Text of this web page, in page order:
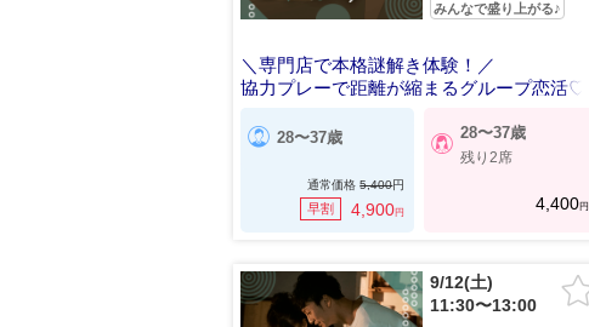
みんなで盛り上がる♪
＼専門店で本格謎解き体験！／
協力プレーで距離が縮まるグループ恋活♡
28〜37歳
通常価格5,400円
早割 4,900円
28〜37歳
残り2席
4,400円
9/12(土)
11:30〜13:00